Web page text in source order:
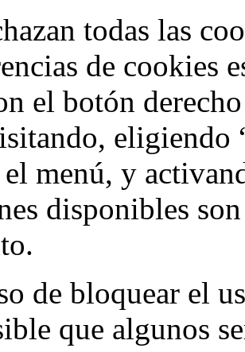
todas las
de cookies
el botón
eligiendo
el menú, y
disponibles
de bloquear el
que algunos